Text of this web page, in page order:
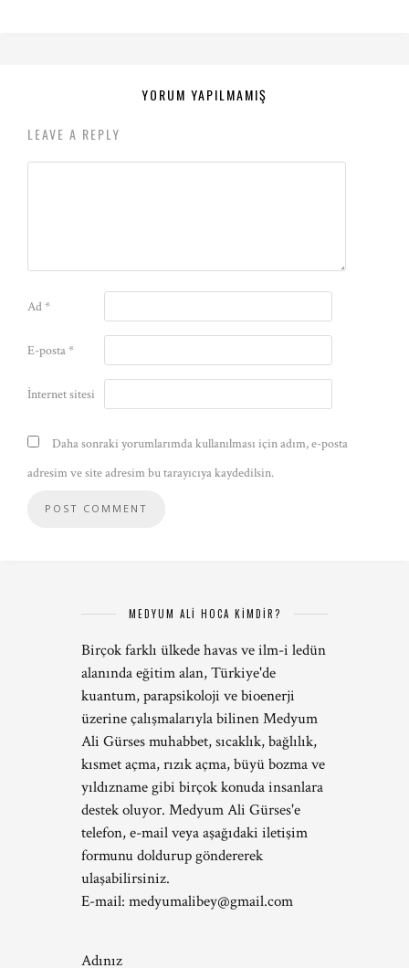
YORUM YAPILMAMIŞ
LEAVE A REPLY
Ad*
E-posta*
İnternet sitesi
Daha sonraki yorumlarımda kullanılması için adım, e-posta
adresim ve site adresim bu tarayıcıya kaydedilsin.
MEDYUM ALİ HOCA KİMDİR?
Birçok farklı ülkede havas ve ilm-i ledün
alanında eğitim alan, Türkiye'de
kuantum, parapsikoloji ve bioenerji
üzerine çalışmalarıyla bilinen Medyum
Ali Gürses muhabbet, sıcaklık, bağlılık,
kısmet açma, rızık açma, büyü bozma ve
yıldızname gibi birçok konuda insanlara
destek oluyor. Medyum Ali Gürses'e
telefon, e-mail veya aşağıdaki iletişim
formunu doldurup göndererek
ulaşabilirsiniz.
E-mail: medyumalibey@gmail.com
Adınız